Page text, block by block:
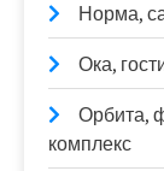
Норма,
Ока,
Орбита,
комплекс